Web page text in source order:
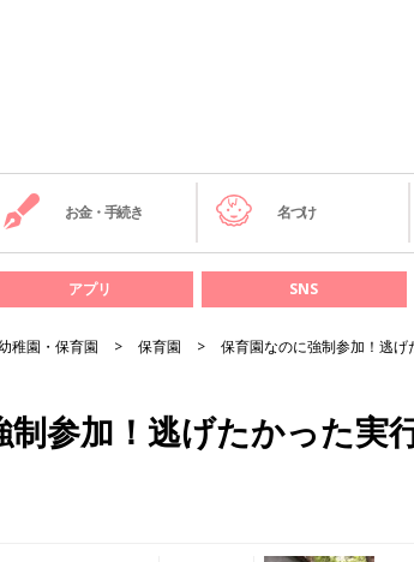
お金・手続き 名づけ
アプリ SNS
稚園・保育園 保育園 保育園なのに強制参加！逃
参加！逃げたかった実